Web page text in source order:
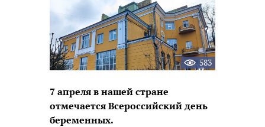
583
7 апреля в нашей стране
отмечается Всероссийский день
беременных.